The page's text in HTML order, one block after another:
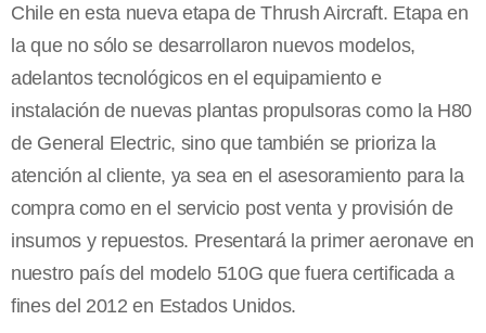
Chile en esta nueva etapa de Thrush Aircraft. Etapa en
la que no sólo se desarrollaron nuevos modelos,
adelantos tecnológicos en el equipamiento e
instalación de nuevas plantas propulsoras como la H80
de General Electric, sino que también se prioriza la
atención al cliente, ya sea en el asesoramiento para la
compra como en el servicio post venta y provisión de
insumos y repuestos. Presentará la primer aeronave en
nuestro país del modelo 510G que fuera certificada a
fines del 2012 en Estados Unidos.